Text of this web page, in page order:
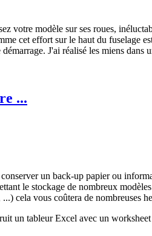
votre modèle sur ses roues,
cet effort sur le haut du fuselage
J'ai réalisé les miens dans
...
un back-up papier ou
le stockage de nombreux
cela vous coûtera de nombreuses
un tableur Excel avec un